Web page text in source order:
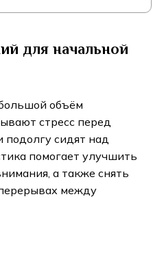
для начальной
объём
стресс перед
сидят над
помогает улучшить
а также снять
между